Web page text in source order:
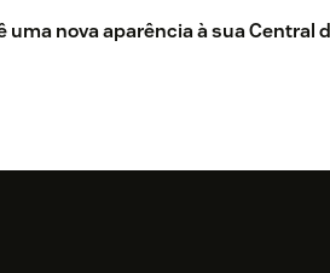
uma nova aparência à sua Central